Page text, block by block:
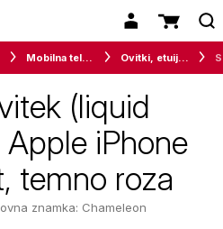
Mobilna telefonija Ovitki, etuiji, torbice in držala
(liquid
iPhone
temno roza
znamka: Chameleon